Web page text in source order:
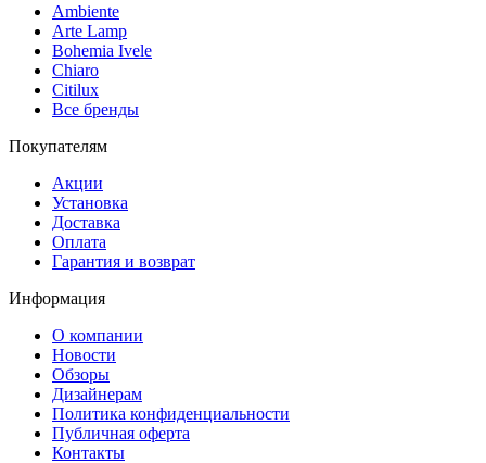
Ambiente
Arte Lamp
Bohemia Ivele
Chiaro
Citilux
Все бренды
Покупателям
Акции
Установка
Доставка
Оплата
Гарантия и возврат
Информация
О компании
Новости
Обзоры
Дизайнерам
Политика конфиденциальности
Публичная оферта
Контакты